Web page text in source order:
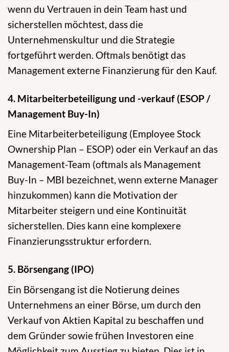
wenn du Vertrauen in dein Team hast und
sicherstellen möchtest, dass die
Unternehmenskultur und die Strategie
fortgeführt werden. Oftmals benötigt das
Management externe Finanzierung für den Kauf.
4. Mitarbeiterbeteiligung und -verkauf (ESOP /
Management Buy-In)
Eine Mitarbeiterbeteiligung (Employee Stock
Ownership Plan – ESOP) oder ein Verkauf an das
Management-Team (oftmals als Management
Buy-In – MBI bezeichnet, wenn externe Manager
hinzukommen) kann die Motivation der
Mitarbeiter steigern und eine Kontinuität
sicherstellen. Dies kann eine komplexere
Finanzierungsstruktur erfordern.
5. Börsengang (IPO)
Ein Börsengang ist die Notierung deines
Unternehmens an einer Börse, um durch den
Verkauf von Aktien Kapital zu beschaffen und
dem Gründer sowie frühen Investoren eine